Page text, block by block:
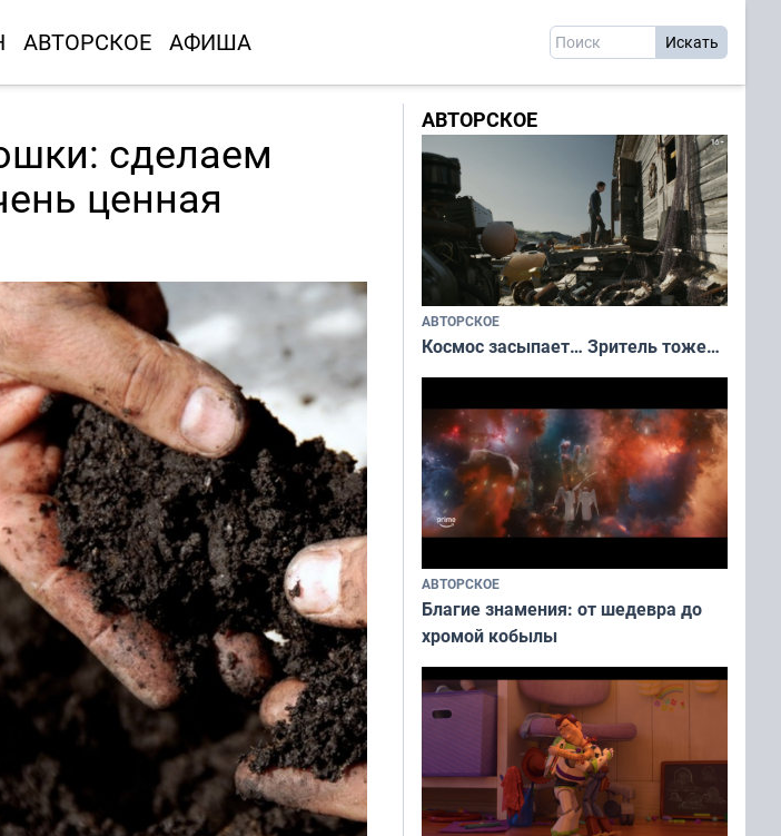
АВТОРСКОЕ АФИША
сделаем
ценная
АВТОРСКОЕ
АВТОРСКОЕ
Космос засыпает… Зритель тоже…
АВТОРСКОЕ
Благие знамения: от шедевра до
хромой кобылы